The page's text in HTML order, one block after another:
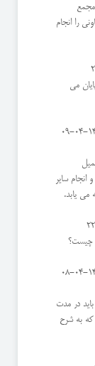
را انجام
می
1400-04-09
انجام سایر
می یابد.
چیست؟
1400-04-08
در مدت
که به شرح